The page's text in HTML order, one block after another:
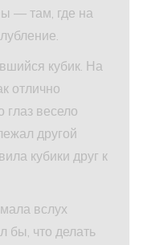
— там, где на
кубик. На
отлично
глаз весело
другой
кубики друг к
вслух
бы, что делать